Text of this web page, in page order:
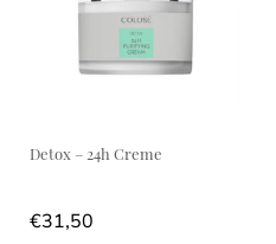
Detox – 24h Creme
€31,50